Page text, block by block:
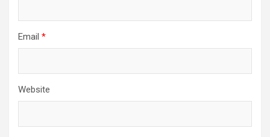
Email *
Website